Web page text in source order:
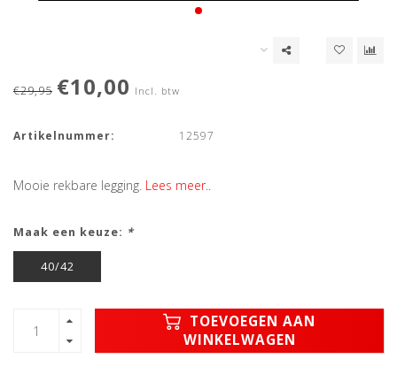
€29,95 €10,00 Incl. btw
Artikelnummer: 12597
Mooie rekbare legging. Lees meer..
Maak een keuze: *
40/42
TOEVOEGEN AAN
WINKELWAGEN